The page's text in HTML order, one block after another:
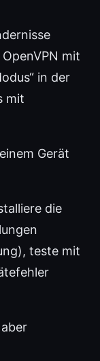
mit
in der
mit
Gerät
die
teste mit